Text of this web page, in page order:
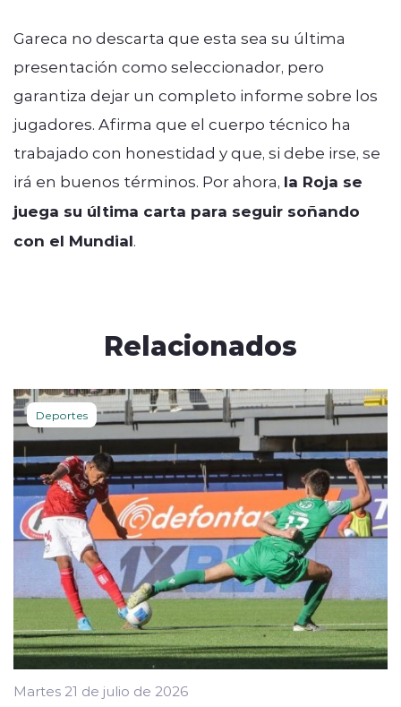
Gareca no descarta que esta sea su última
presentación como seleccionador, pero
garantiza dejar un completo informe sobre los
jugadores. Afirma que el cuerpo técnico ha
trabajado con honestidad y que, si debe irse, se
irá en buenos términos. Por ahora, la Roja se
juega su última carta para seguir soñando
con el Mundial.
Relacionados
Deportes
Martes 21 de julio de 2026